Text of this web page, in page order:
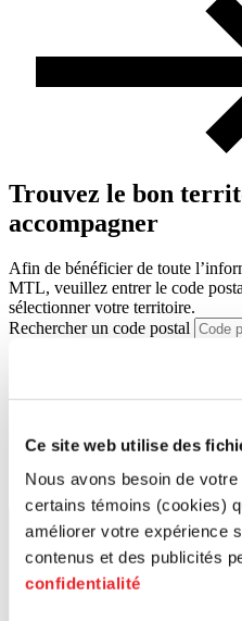
Ce site web utilise des
Nous avons besoin de
certains témoins (cookies)
améliorer votre expérience
contenus et des publicités
confidentialité
Trouvez le bon
accompagner
Afin de bénéficier de toute
MTL, veuillez entrer le code
sélectionner votre territoire.
Rechercher un code postal
Lancer